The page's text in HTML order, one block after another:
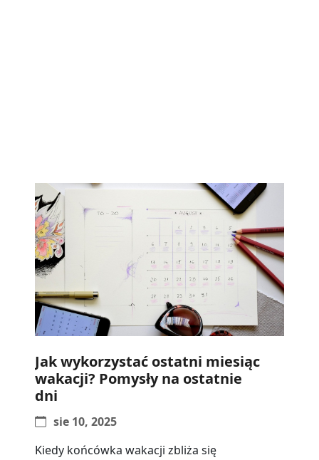
Jak wykorzystać ostatni miesiąc
wakacji? Pomysły na ostatnie
dni
sie 10, 2025
Kiedy końcówka wakacji zbliża się